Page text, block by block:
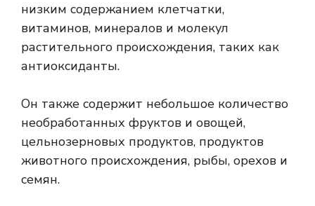
низким содержанием клетчатки,
витаминов, минералов и молекул
растительного происхождения, таких как
антиоксиданты.
Он также содержит небольшое количество
необработанных фруктов и овощей,
цельнозерновых продуктов, продуктов
животного происхождения, рыбы, орехов и
семян.